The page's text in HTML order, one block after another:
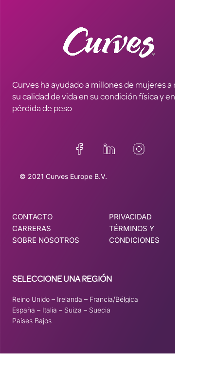
Curves ha ayudado a millones de mujeres a mejorar
su calidad de vida en su condición física y en la
pérdida de peso
© 2021 Curves Europe B.V.
CONTACTO
CARRERAS
SOBRE NOSOTROS
PRIVACIDAD
TÉRMINOS Y
CONDICIONES
SELECCIONE UNA REGIÓN
Reino Unido – Irelanda – Francia/Bélgica
España – Italia – Suiza – Suecia
Países Bajos